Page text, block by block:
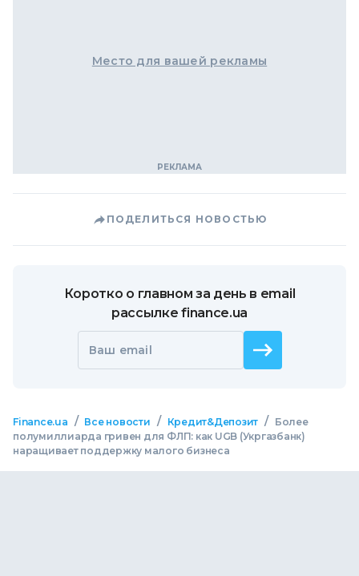
Место для вашей рекламы
ПОДЕЛИТЬСЯ НОВОСТЬЮ
Коротко о главном за день в email
рассылке finance.ua
Ваш email
Finance.ua / Все новости / Кредит&Депозит /
Более
полумиллиарда гривен для ФЛП: как UGB (Укргазбанк)
наращивает поддержку малого бизнеса